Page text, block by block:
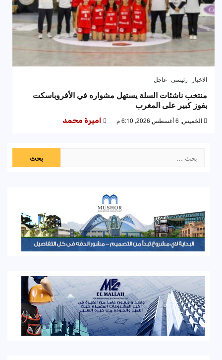
الاخبار رئيسى عاجل
منتخب ناشئات السلة يستهل مشواره في الأفروباسكت
بفوز كبير على المغرب
الخميس, 6 أغسطس 2026, 6:10 م اميرة محمد
عن: